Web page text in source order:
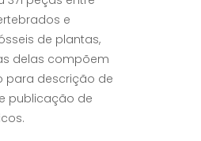
e
de plantas,
delas compõem
para descrição de
publicação de